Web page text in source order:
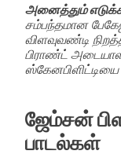
அனைத்தும்
சம்பந்தமான
விளவுவண்டி
பிராண்ட்
ஜேம்சன்
பாடல்கள்